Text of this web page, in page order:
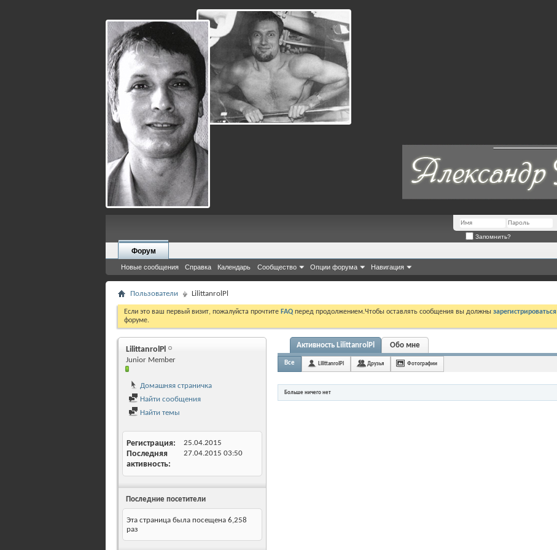
Запомнить?
Форум
Новые сообщения Справка Календарь Сообщество Опции форума Навигация
Пользователи LilittanrolPl
Если это ваш первый визит, пожалуйста прочтите FAQ перед продолжением.Чтобы оставлять сообщения вы должны зарегистрироваться
форуме.
LilittanrolPl
Junior Member
Домашняя страничка
Найти сообщения
Найти темы
Регистрация 25.04.2015
Последняя
активность
27.04.2015 03:50
Последние посетители
Эта страница была посещена 6,258
раз
Активность LilittanrolPl Обо мне
Все LilittanrolPl Друзья Фотографии
Больше ничего нет